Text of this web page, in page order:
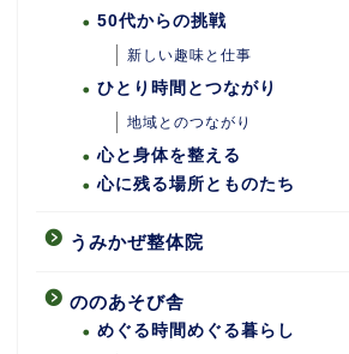
50代からの挑戦
新しい趣味と仕事
ひとり時間とつながり
地域とのつながり
心と身体を整える
心に残る場所とものたち
うみかぜ整体院
ののあそび舎
めぐる時間めぐる暮らし